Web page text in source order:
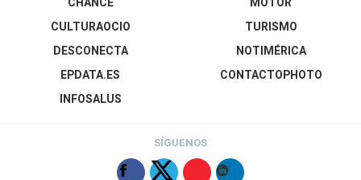
CULTURAOCIO
DESCONECTA
EPDATA.ES
INFOSALUS
TURISMO
NOTIMÉRICA
CONTACTOPHOTO
SÍGUENOS